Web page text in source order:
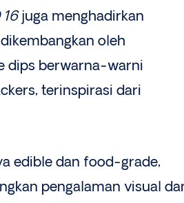
juga menghadirkan
oleh
dips berwarna-warni
terinspirasi dari
edible dan food-grade,
pengalaman visual